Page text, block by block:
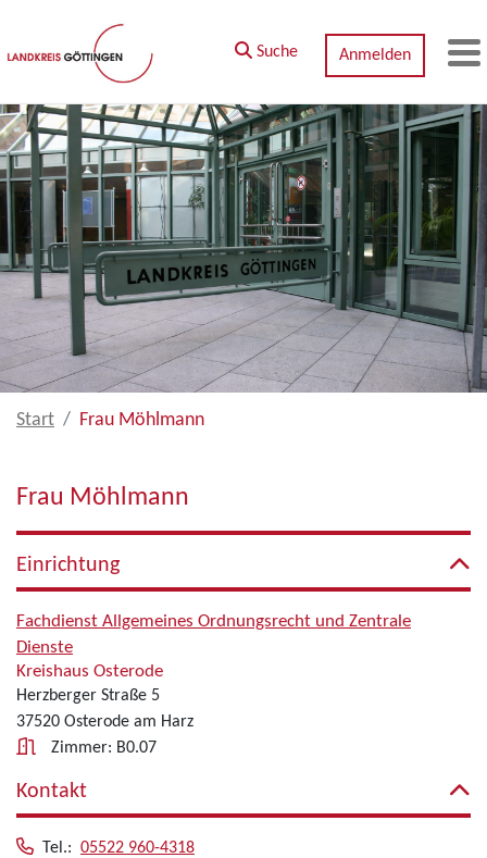
Zum Hauptinhalt springen
Suche Anmelden
Start Frau Möhlmann
Frau Möhlmann
Einrichtung
Fachdienst Allgemeines Ordnungsrecht und Zentrale
Dienste
Kreishaus Osterode
Herzberger Straße 5
37520 Osterode am Harz
Zimmer: B0.07
Kontakt
Tel.: 05522 960-4318